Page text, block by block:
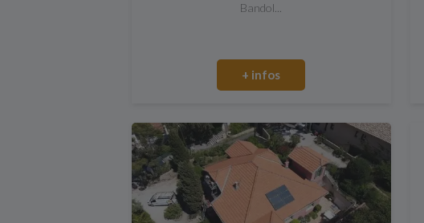
Bandol...
+ infos